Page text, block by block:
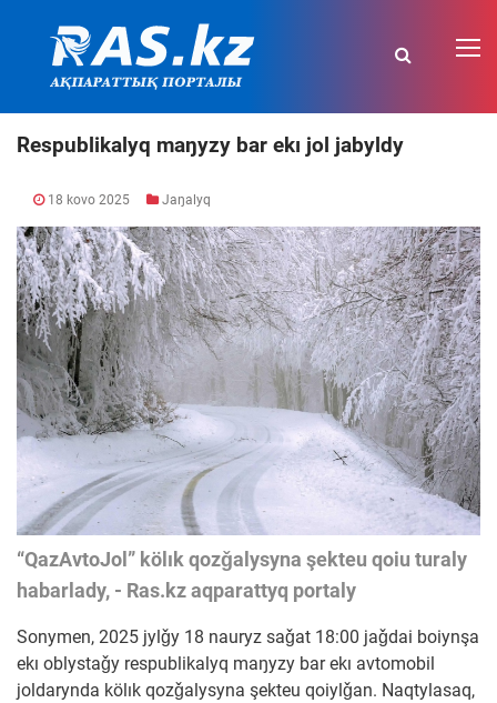
Respublikalyq maŋyzy bar ekı jol jabyldy
18 kovo 2025 Jaŋalyq
“QazAvtoJol” kölık qozǧalysyna şekteu qoiu turaly
habarlady, - Ras.kz aqparattyq portaly
Sonymen, 2025 jylǧy 18 nauryz saǧat 18:00 jaǧdai boiynşa
ekı oblystaǧy respublikalyq maŋyzy bar ekı avtomobil
joldarynda kölık qozǧalysyna şekteu qoiylǧan. Naqtylasaq,